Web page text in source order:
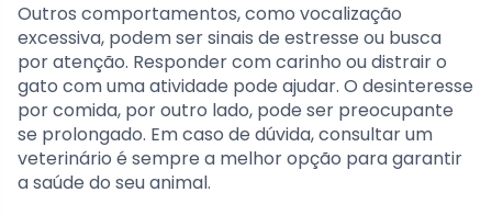
Outros comportamentos, como vocalização
excessiva, podem ser sinais de estresse ou busca
por atenção. Responder com carinho ou distrair o
gato com uma atividade pode ajudar. O desinteresse
por comida, por outro lado, pode ser preocupante
se prolongado. Em caso de dúvida, consultar um
veterinário é sempre a melhor opção para garantir
a saúde do seu animal.